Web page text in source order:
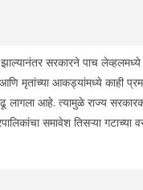
सरकारने पाच लेव्हलमध्ये
मृतांच्या आकड्यांमध्ये काही
लागला आहे. त्यामुळे राज्य
समावेश तिसऱ्या गटाच्या